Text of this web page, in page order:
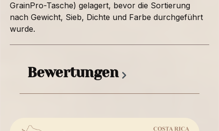
GrainPro-Tasche) gelagert, bevor die Sortierung
nach Gewicht, Sieb, Dichte und Farbe durchgeführt
wurde.
Bewertungen